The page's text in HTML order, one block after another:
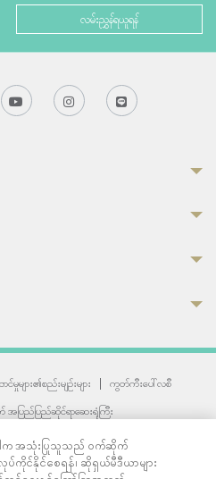
လမ်းညွှန်ရယူရန်
င်မှုများ၏စည်းမျဉ်းများ |
ကွတ်ကီးပေါ်လစီ
ပြည်ပြည်ဆိုင်ရာဆေးရုံကြီး
Bangkok 10110 Thailand.
reserved.
ါက အသုံးပြုသူသည် ဝက်ဆိုက်
င်နိုင်စေရန်၊ ဆိုရှယ်မီဒီယာများ